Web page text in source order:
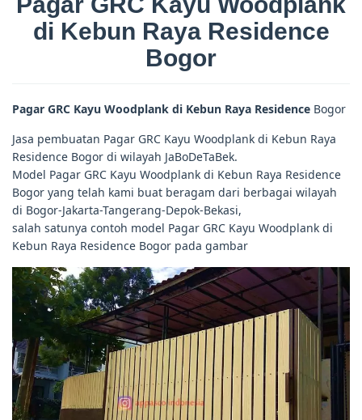
di Kebun Raya Residence
Bogor
Pagar GRC Kayu Woodplank di Kebun Raya Residence Bogor
Jasa pembuatan Pagar GRC Kayu Woodplank di Kebun Raya
Residence Bogor di wilayah JaBoDeTaBek.
Model Pagar GRC Kayu Woodplank di Kebun Raya Residence
Bogor yang telah kami buat beragam dari berbagai wilayah
di Bogor-Jakarta-Tangerang-Depok-Bekasi,
salah satunya contoh model Pagar GRC Kayu Woodplank di
Kebun Raya Residence Bogor pada gambar